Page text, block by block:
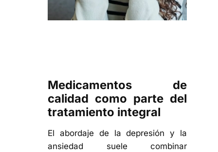
Medicamentos de
calidad como parte del
tratamiento integral
El abordaje de la depresión y la
ansiedad suele combinar